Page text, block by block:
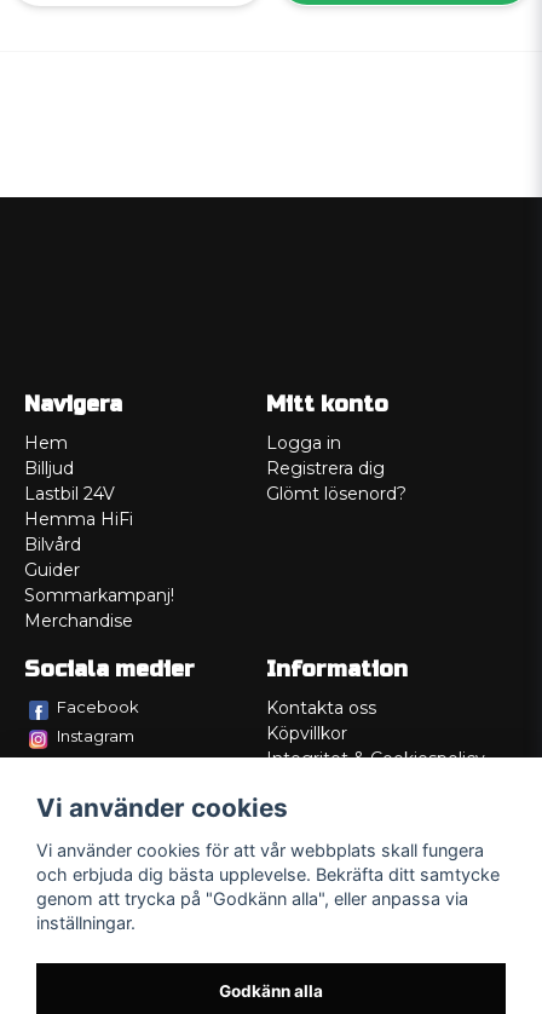
Navigera
Hem
Billjud
Lastbil 24V
Hemma HiFi
Bilvård
Guider
Sommarkampanj!
Merchandise
Mitt konto
Logga in
Registrera dig
Glömt lösenord?
Sociala medier
Facebook
Instagram
Information
Kontakta oss
Köpvillkor
Integritet & Cookiespolicy
Service/Garanti
Lådritning
Om oss
Vi använder cookies
Vi använder cookies för att vår webbplats skall fungera
och erbjuda dig bästa upplevelse. Bekräfta ditt samtycke
genom att trycka på "Godkänn alla", eller anpassa via
inställningar.
Godkänn alla